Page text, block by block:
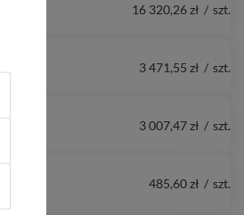
16 320,26 zł / szt.
3 471,55 zł / szt.
3 007,47 zł / szt.
485,60 zł / szt.